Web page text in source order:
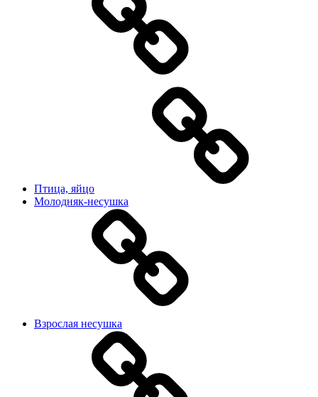
Птица, яйцо
Молодняк-несушка
Взрослая несушка